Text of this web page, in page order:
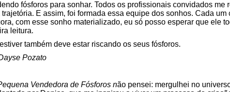
fósforos para sonhar. Todos os profissionais convidados me
E assim, foi formada essa equipe dos sonhos. Cada
com esse sonho materializado, eu só posso esperar que ele
leitura.
também deve estar riscando os seus fósforos.
Pozato
Vendedora de Fósforos não pensei: mergulhei no